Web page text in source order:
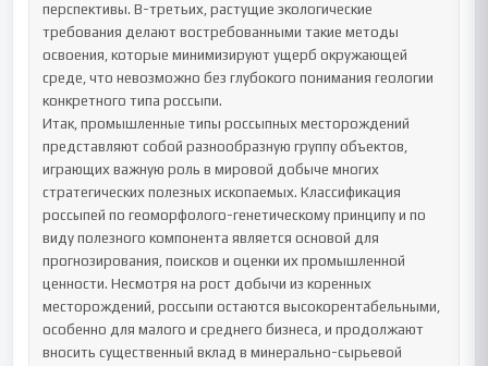
перспективы. В-третьих, растущие экологические
требования делают востребованными такие методы
освоения, которые минимизируют ущерб окружающей
среде, что невозможно без глубокого понимания геологии
конкретного типа россыпи.
Итак, промышленные типы россыпных месторождений
представляют собой разнообразную группу объектов,
играющих важную роль в мировой добыче многих
стратегических полезных ископаемых. Классификация
россыпей по геоморфолого-генетическому принципу и по
виду полезного компонента является основой для
прогнозирования, поисков и оценки их промышленной
ценности. Несмотря на рост добычи из коренных
месторождений, россыпи остаются высокорентабельными,
особенно для малого и среднего бизнеса, и продолжают
вносить существенный вклад в минерально-сырьевой